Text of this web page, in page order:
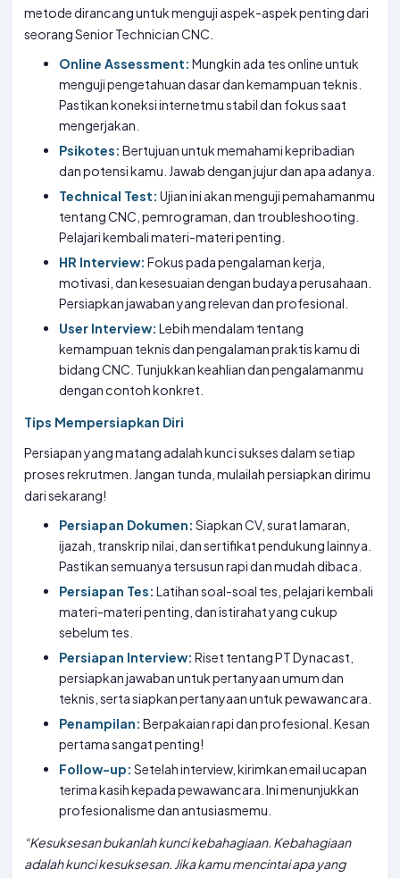
metode dirancang untuk menguji aspek-aspek penting dari
seorang Senior Technician CNC.
Online Assessment: Mungkin ada tes online untuk
menguji pengetahuan dasar dan kemampuan teknis.
Pastikan koneksi internetmu stabil dan fokus saat
mengerjakan.
Psikotes: Bertujuan untuk memahami kepribadian
dan potensi kamu. Jawab dengan jujur dan apa adanya.
Technical Test: Ujian ini akan menguji pemahamanmu
tentang CNC, pemrograman, dan troubleshooting.
Pelajari kembali materi-materi penting.
HR Interview: Fokus pada pengalaman kerja,
motivasi, dan kesesuaian dengan budaya perusahaan.
Persiapkan jawaban yang relevan dan profesional.
User Interview: Lebih mendalam tentang
kemampuan teknis dan pengalaman praktis kamu di
bidang CNC. Tunjukkan keahlian dan pengalamanmu
dengan contoh konkret.
Tips Mempersiapkan Diri
Persiapan yang matang adalah kunci sukses dalam setiap
proses rekrutmen. Jangan tunda, mulailah persiapkan dirimu
dari sekarang!
Persiapan Dokumen: Siapkan CV, surat lamaran,
ijazah, transkrip nilai, dan sertifikat pendukung lainnya.
Pastikan semuanya tersusun rapi dan mudah dibaca.
Persiapan Tes: Latihan soal-soal tes, pelajari kembali
materi-materi penting, dan istirahat yang cukup
sebelum tes.
Persiapan Interview: Riset tentang PT Dynacast,
persiapkan jawaban untuk pertanyaan umum dan
teknis, serta siapkan pertanyaan untuk pewawancara.
Penampilan: Berpakaian rapi dan profesional. Kesan
pertama sangat penting!
Follow-up: Setelah interview, kirimkan email ucapan
terima kasih kepada pewawancara. Ini menunjukkan
profesionalisme dan antusiasmemu.
“Kesuksesan bukanlah kunci kebahagiaan. Kebahagiaan
adalah kunci kesuksesan. Jika kamu mencintai apa yang